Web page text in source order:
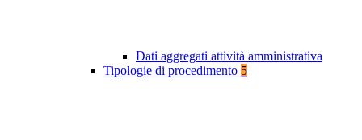
Dati aggregati attività amministrativa
Tipologie di procedimento 5